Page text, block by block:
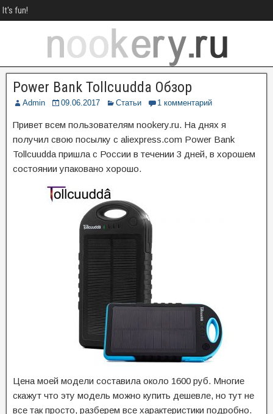
It's fun!
Power Bank Tollcuudda Обзор
Admin 09.06.2017 Статьи 1 комментарий
Привет всем пользователям nookery.ru. На днях я
получил свою посылку с aliexpress.com Power Bank
Tollcuudda пришла с России в течении 3 дней, в хорошем
состоянии упаковано хорошо.
Цена моей модели составила около 1600 руб. Многие
скажут что эту модель можно купить дешевле, но тут не
все так просто, разберем все характеристики подробно.